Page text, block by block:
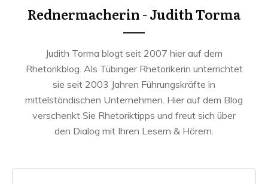
Rednermacherin - Judith Torma
Judith Torma blogt seit 2007 hier auf dem
Rhetorikblog. Als Tübinger Rhetorikerin unterrichtet
sie seit 2003 Jahren Führungskräfte in
mittelständischen Unternehmen. Hier auf dem Blog
verschenkt Sie Rhetoriktipps und freut sich über
den Dialog mit Ihren Lesern & Hörern.